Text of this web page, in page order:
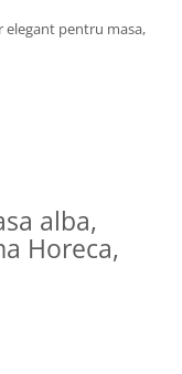
elegant pentru masa,
alba,
Horeca,